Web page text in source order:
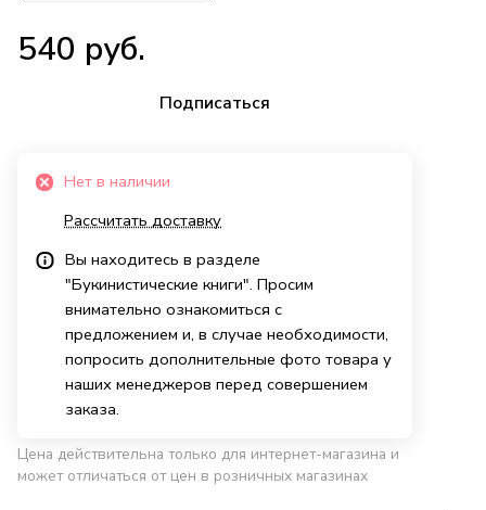
540 руб.
Подписаться
Нет в наличии
Рассчитать доставку
Вы находитесь в разделе
"Букинистические книги". Просим
внимательно ознакомиться с
предложением и, в случае необходимости,
попросить дополнительные фото товара у
наших менеджеров перед совершением
заказа.
Цена действительна только для интернет-магазина и
может отличаться от цен в розничных магазинах